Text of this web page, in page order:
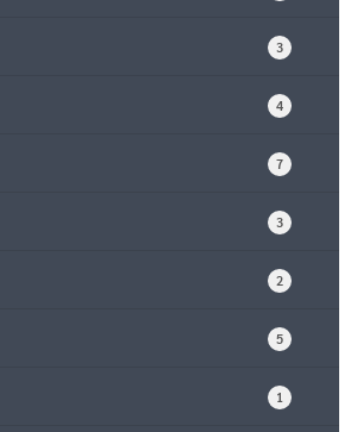
3
4
7
3
2
5
1